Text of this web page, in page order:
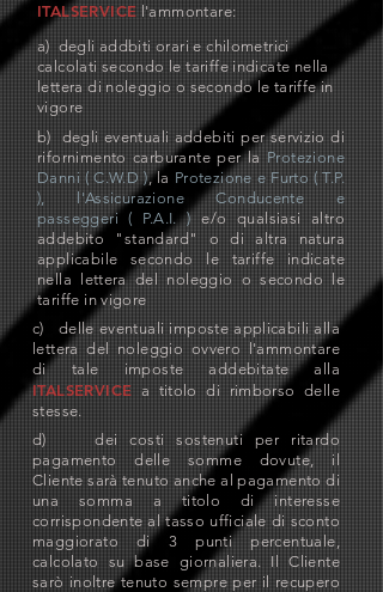
ITALSERVICE l'ammontare:
a) degli addbiti orari e chilometrici
calcolati secondo le tariffe indicate nella
lettera di noleggio o secondo le tariffe in
vigore
b) degli eventuali addebiti per servizio di
rifornimento carburante per la Protezione
Danni ( C.W.D ), la Protezione e Furto ( T.P.
), l'Assicurazione Conducente e
passeggeri ( P.A.I. )e/o qualsiasi altro
addebito "standard" o di altra natura
applicabile secondo le tariffe indicate
nella lettera del noleggio o secondo le
tariffe in vigore
c) delle eventuali imposte applicabili alla
lettera del noleggio ovvero l'ammontare
di tale imposte addebitate alla
ITALSERVICE a titolo di rimborso delle
stesse.
d) dei costi sostenuti per ritardo
pagamento delle somme dovute, il
Cliente sarà tenuto anche al pagamento di
una somma a titolo di interesse
corrispondente al tasso ufficiale di sconto
maggiorato di 3 punti percentuale,
calcolato su base giornaliera. Il Cliente
sarò inoltre tenuto sempre per il recupero